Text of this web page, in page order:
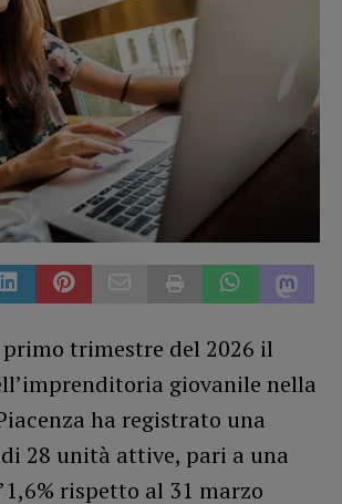
primo trimestre del 2026 il
giovanile nella
ha registrato una
28 unità attive, pari a una
rispetto al 31 marzo